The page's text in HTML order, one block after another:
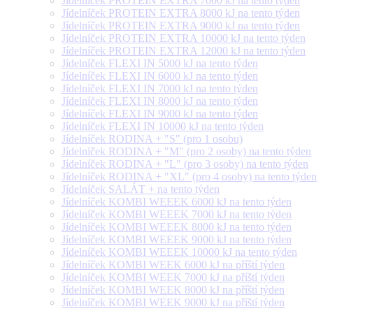
Jídelníček PROTEIN EXTRA 8000 kJ na tento týden
Jídelníček PROTEIN EXTRA 9000 kJ na tento týden
Jídelníček PROTEIN EXTRA 10000 kJ na tento týden
Jídelníček PROTEIN EXTRA 12000 kJ na tento týden
Jídelníček FLEXI IN 5000 kJ na tento týden
Jídelníček FLEXI IN 6000 kJ na tento týden
Jídelníček FLEXI IN 7000 kJ na tento týden
Jídelníček FLEXI IN 8000 kJ na tento týden
Jídelníček FLEXI IN 9000 kJ na tento týden
Jídelníček FLEXI IN 10000 kJ na tento týden
Jídelníček RODINA + "S" (pro 1 osobu)
Jídelníček RODINA + "M" (pro 2 osoby) na tento týden
Jídelníček RODINA + "L" (pro 3 osoby) na tento týden
Jídelníček RODINA + "XL" (pro 4 osoby) na tento týden
Jídelníček SALÁT + na tento týden
Jídelníček KOMBI WEEEK 6000 kJ na tento týden
Jídelníček KOMBI WEEEK 7000 kJ na tento týden
Jídelníček KOMBI WEEEK 8000 kJ na tento týden
Jídelníček KOMBI WEEEK 9000 kJ na tento týden
Jídelníček KOMBI WEEEK 10000 kJ na tento týden
Jídelníček KOMBI WEEK 6000 kJ na příští týden
Jídelníček KOMBI WEEK 7000 kJ na příští týden
Jídelníček KOMBI WEEK 8000 kJ na příští týden
Jídelníček KOMBI WEEK 9000 kJ na příští týden